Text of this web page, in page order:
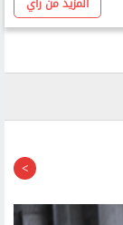
المزيد من راي